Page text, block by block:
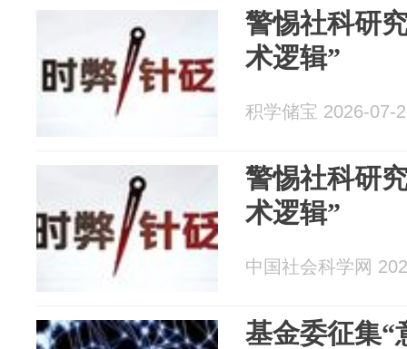
警惕社科研
术逻辑”
积学储宝 2026-07-
警惕社科研
术逻辑”
中国社会科学网
基金委征集“